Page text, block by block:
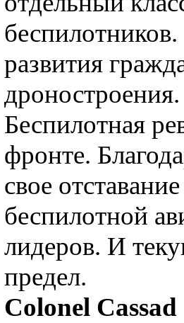
развития
дроностроения.
Беспилотная
фронте.
свое
беспилотной
лидеров. И
предел.
Colonel Cassad